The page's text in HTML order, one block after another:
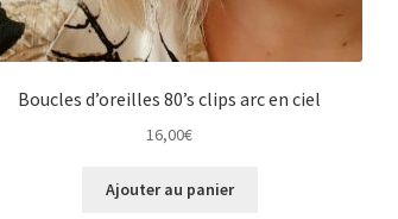
Boucles d’oreilles 80’s clips arc en ciel
16,00€
Ajouter au panier